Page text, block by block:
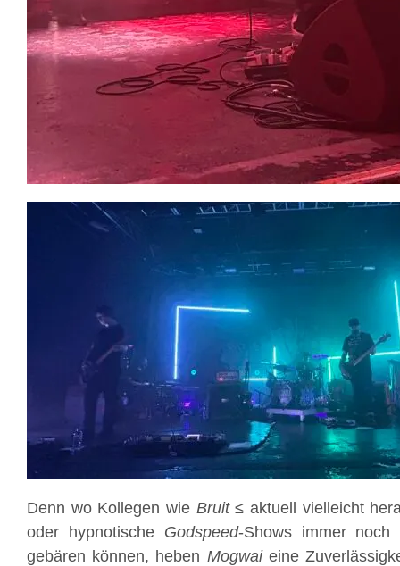
Denn wo Kollegen wie Bruit ≤ aktuell vielleicht
oder hypnotische Godspeed-Shows immer noch
gebären können, heben Mogwaieine